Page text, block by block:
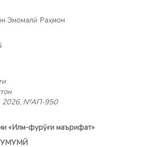
Эмомалӣ Раҳмон
2026, №АП-950
«Илм-фурӯғи маърифат»
УМУМӢ